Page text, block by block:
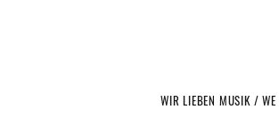
WIR LIEBEN MUSIK /